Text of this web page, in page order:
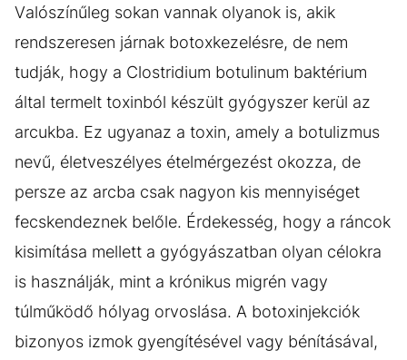
Valószínűleg sokan vannak olyanok is, akik
rendszeresen járnak botoxkezelésre, de nem
tudják, hogy a Clostridium botulinum baktérium
által termelt toxinból készült gyógyszer kerül az
arcukba. Ez ugyanaz a toxin, amely a botulizmus
nevű, életveszélyes ételmérgezést okozza, de
persze az arcba csak nagyon kis mennyiséget
fecskendeznek belőle. Érdekesség, hogy a ráncok
kisimítása mellett a gyógyászatban olyan célokra
is használják, mint a krónikus migrén vagy
túlműködő hólyag orvoslása. A botoxinjekciók
bizonyos izmok gyengítésével vagy bénításával,